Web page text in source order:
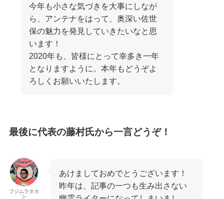
今年も小さな気づきを大事にしなが
ら、アンテナをはって、奥深い佐世
保の魅力を発見していきたいなと思
います！
2020年も、皆様にとって幸多き一年
となりますように。本年もどうぞよ
ろしくお願いいたします。
最後に代表の藤村氏から一言どうぞ！
フジムラタカ
シ
あけましておめでとうございます！
昨年は、記事の一つも生み出さない